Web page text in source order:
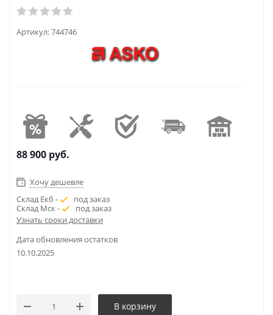
Артикул:744746
88 900 руб.
Хочу дешевле
Склад Екб -
под заказ
Склад Мск -
под заказ
Узнать сроки доставки
Дата обновления остатков
10.10.2025
В корзину